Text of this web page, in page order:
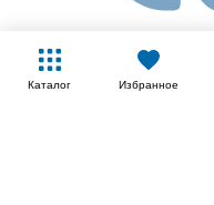
Каталог Избранное